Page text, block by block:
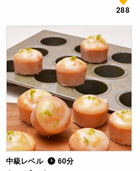
288
中級レベル 60分